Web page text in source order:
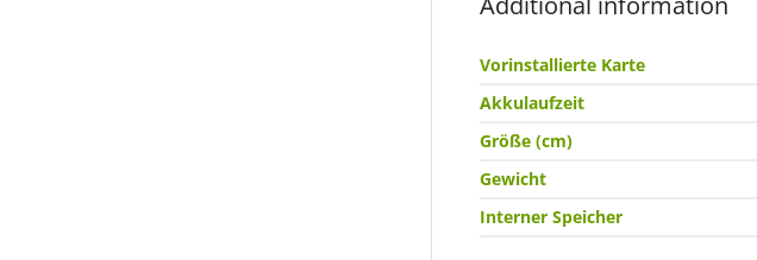
Vorinstallierte Karte
Akkulaufzeit
Größe (cm)
Gewicht
Interner Speicher